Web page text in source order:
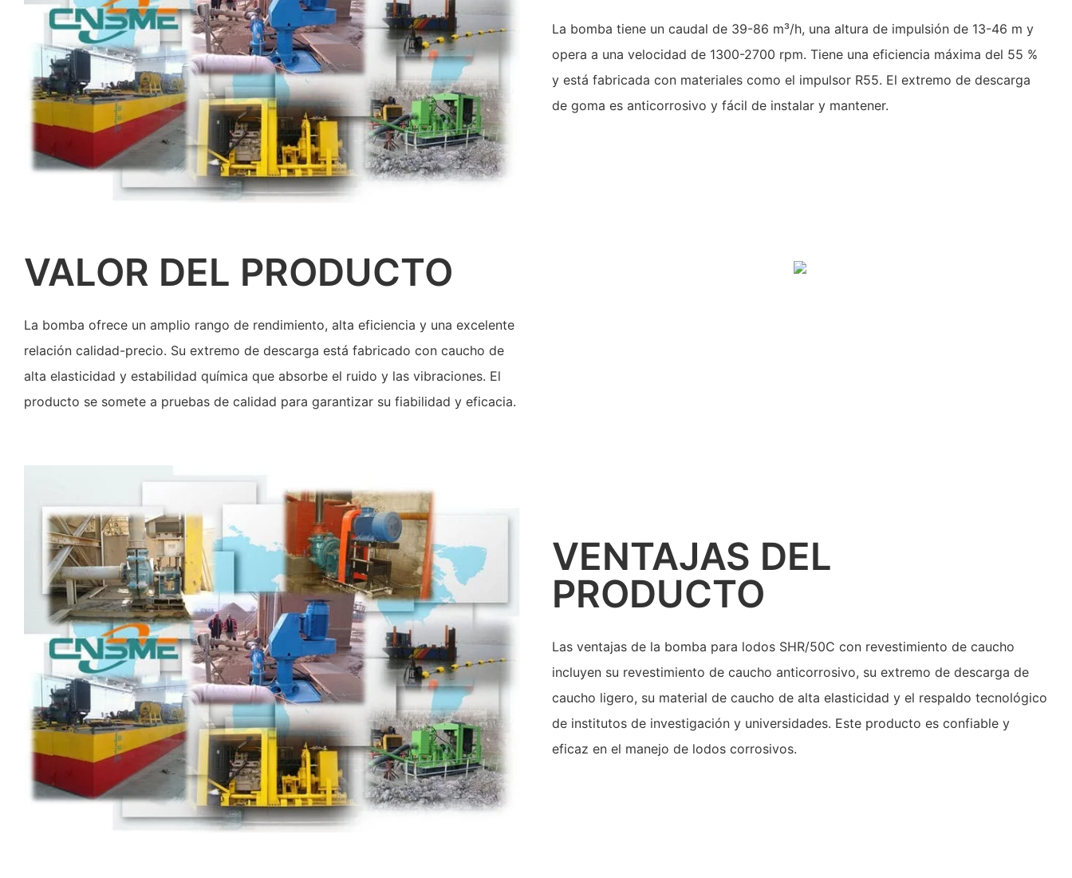
La bomba tiene un caudal de 39-86 m³/h, una altura de impulsión de 13-46 m y
opera a una velocidad de 1300-2700 rpm. Tiene una eficiencia máxima del 55 %
y está fabricada con materiales como el impulsor R55. El extremo de descarga
de goma es anticorrosivo y fácil de instalar y mantener.
VALOR DEL PRODUCTO
La bomba ofrece un amplio rango de rendimiento, alta eficiencia y una excelente
relación calidad-precio. Su extremo de descarga está fabricado con caucho de
alta elasticidad y estabilidad química que absorbe el ruido y las vibraciones. El
producto se somete a pruebas de calidad para garantizar su fiabilidad y eficacia.
VENTAJAS DEL
PRODUCTO
Las ventajas de la bomba para lodos SHR/50C con revestimiento de caucho
incluyen su revestimiento de caucho anticorrosivo, su extremo de descarga de
caucho ligero, su material de caucho de alta elasticidad y el respaldo tecnológico
de institutos de investigación y universidades. Este producto es confiable y
eficaz en el manejo de lodos corrosivos.